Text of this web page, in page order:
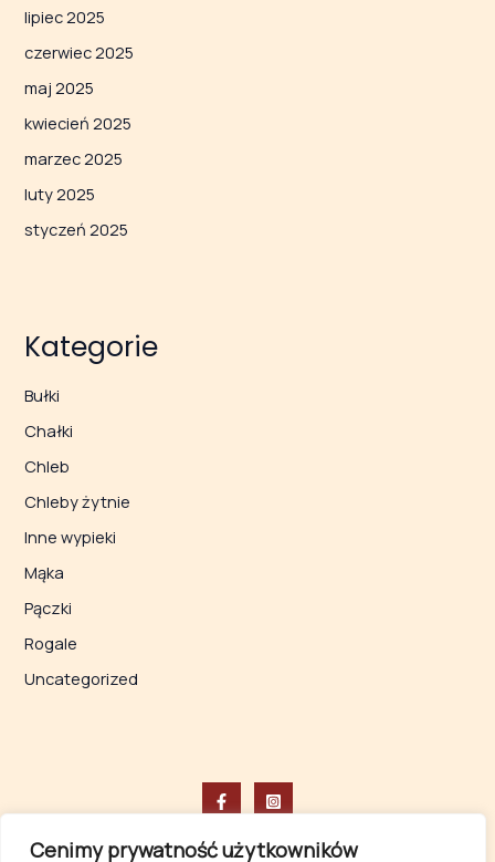
Cenimy prywatność użytkowników
lipiec 2025
czerwiec 2025
maj 2025
kwiecień 2025
marzec 2025
luty 2025
styczeń 2025
Kategorie
Bułki
Chałki
Chleb
Chleby żytnie
Inne wypieki
Mąka
Pączki
Rogale
Uncategorized